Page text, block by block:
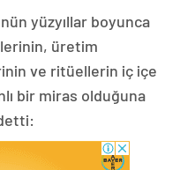
yüzyıllar boyunca
üretim
ve ritüellerin iç içe
bir miras olduğuna